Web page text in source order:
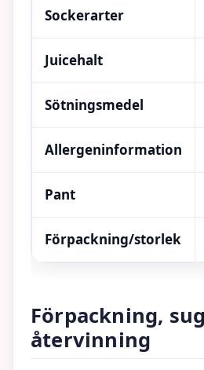
Sockerarter
Juicehalt
Sötningsmedel
Allergeninformation
Pant
Förpackning/storlek
Förpackning,
återvinning